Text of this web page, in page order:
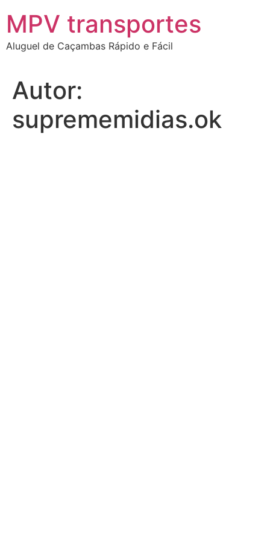
para
conteúdo
MPV transportes
Aluguel de Caçambas Rápido e Fácil
Autor:
suprememidias.ok